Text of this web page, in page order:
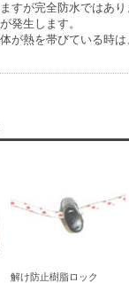
すが完全防水ではあ
発生します。
が熱を帯びている時
解け防止樹脂ロック